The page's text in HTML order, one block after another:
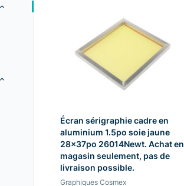
Écran sérigraphie cadre en
aluminium 1.5po soie jaune
28x37po 26014Newt. Achat en
magasin seulement, pas de
livraison possible.
Graphiques Cosmex